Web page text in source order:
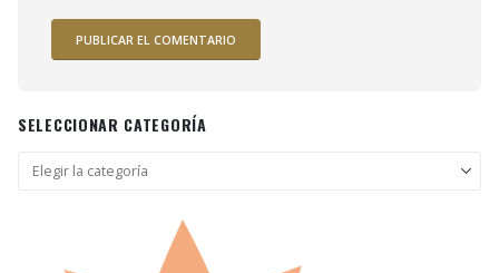
SELECCIONAR CATEGORÍA
Seleccionar
categoría